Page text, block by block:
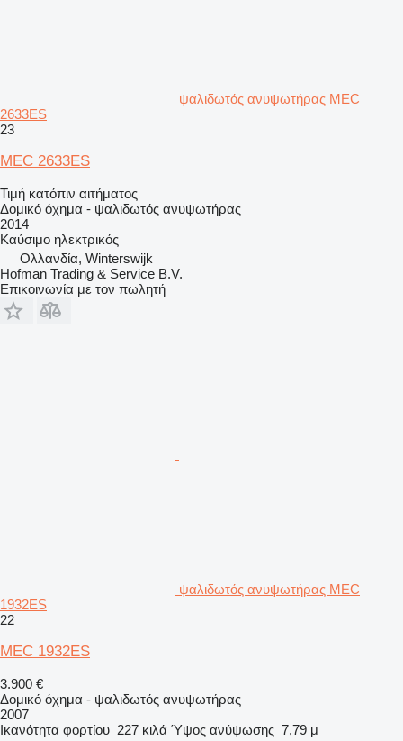
ψαλιδωτός ανυψωτήρας MEC
2633ES
23
MEC 2633ES
Τιμή κατόπιν αιτήματος
Δομικό όχημα - ψαλιδωτός ανυψωτήρας
2014
Καύσιμο ηλεκτρικός
Ολλανδία, Winterswijk
Hofman Trading & Service B.V.
Επικοινωνία με τον πωλητή
ψαλιδωτός ανυψωτήρας MEC
1932ES
22
MEC 1932ES
3.900 €
Δομικό όχημα - ψαλιδωτός ανυψωτήρας
2007
Ικανότητα φορτίου 227 κιλά Ύψος ανύψωσης 7,79 μ